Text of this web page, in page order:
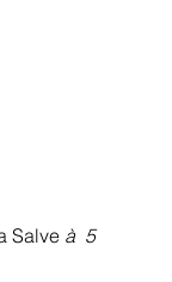
Salve à 5